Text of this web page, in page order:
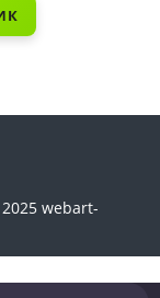
webart-